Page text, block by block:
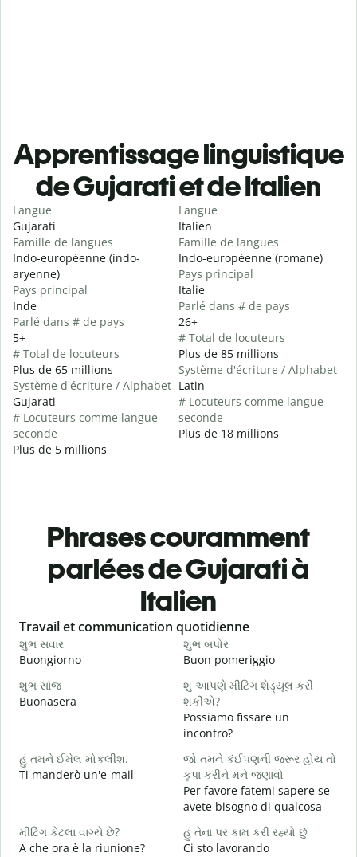
Apprentissage linguistique
de Gujarati et de Italien
Langue
Gujarati
Famille de langues
Indo-européenne (indo-
aryenne)
Pays principal
Inde
Parlé dans # de pays
5+
# Total de locuteurs
Plus de 65 millions
Système d'écriture / Alphabet
Gujarati
# Locuteurs comme langue
seconde
Plus de 5 millions
Langue
Italien
Famille de langues
Indo-européenne (romane)
Pays principal
Italie
Parlé dans # de pays
26+
# Total de locuteurs
Plus de 85 millions
Système d'écriture / Alphabet
Latin
# Locuteurs comme langue
seconde
Plus de 18 millions
Phrases couramment
parlées de Gujarati à
Italien
Slide 1 of 6
Travail et communication quotidienne
શુભ સવાર
Buongiorno
શુભ બપોર
Buon pomeriggio
શુભ સાંજ
Buonasera
શું આપણે મીટિંગ શેડ્યૂલ કરી
શકીએ?
Possiamo fissare un
incontro?
હું તમને ઈમેલ મોકલીશ.
Ti manderò un'e-mail
જો તમને કંઈપણની જરૂર હોય તો
કૃપા કરીને મને જણાવો
Per favore fatemi sapere se
avete bisogno di qualcosa
મીટિંગ કેટલા વાગ્યે છે?
A che ora è la riunione?
હું તેના પર કામ કરી રહ્યો છું
Ci sto lavorando